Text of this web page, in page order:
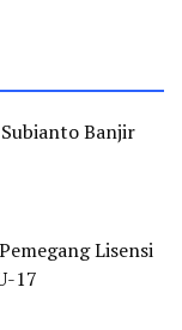
Banjir
Lisensi
17